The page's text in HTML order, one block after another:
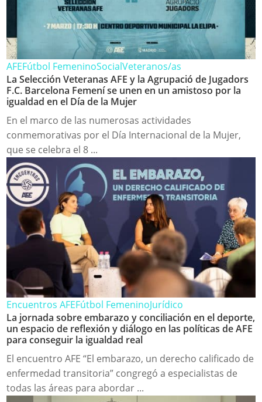
AFEFútbol FemeninoSocialVeteranos/as
La Selección Veteranas AFE y la Agrupació de Jugadors
F.C. Barcelona Femení se unen en un amistoso por la
igualdad en el Día de la Mujer
En el marco de las numerosas actividades
conmemorativas por el Día Internacional de la Mujer,
que se celebra el 8 ...
Encuentros AFEFútbol FemeninoJurídico
La jornada sobre embarazo y conciliación en el deporte,
un espacio de reflexión y diálogo en las políticas de AFE
para conseguir la igualdad real
El encuentro AFE “El embarazo, un derecho calificado de
enfermedad transitoria” congregó a especialistas de
todas las áreas para abordar ...